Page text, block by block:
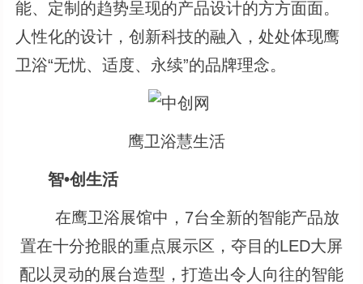
能、定制的趋势呈现的产品设计的方方面面。
人性化的设计，创新科技的融入，处处体现鹰
卫浴“无忧、适度、永续”的品牌理念。
鹰卫浴慧生活
智•创生活
在鹰卫浴展馆中，7台全新的智能产品放
置在十分抢眼的重点展示区，夺目的LED大屏
配以灵动的展台造型，打造出令人向往的智能